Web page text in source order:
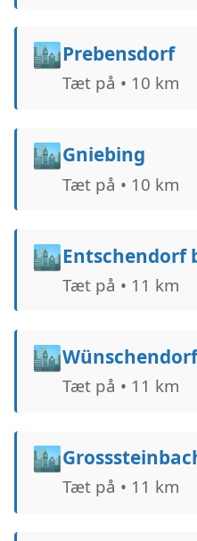
🏙️Prebensdorf
Tæt på • 10 km
🏙️Gniebing
Tæt på • 10 km
🏙️Entschendorf
Tæt på • 11 km
🏙️Wünschendorf
Tæt på • 11 km
🏙️
Tæt på • 11 km